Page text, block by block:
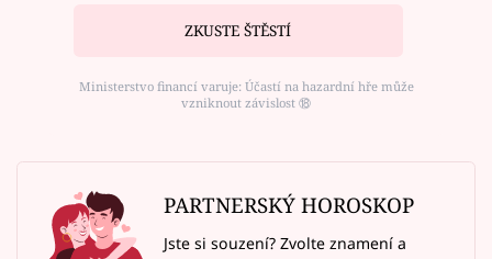
ZKUSTE ŠTĚSTÍ
Ministerstvo financí varuje: Účastí na hazardní hře může
vzniknout závislost ⑱
PARTNERSKÝ HOROSKOP
Jste si souzení? Zvolte znamení a